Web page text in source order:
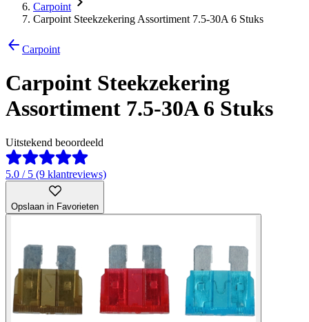
Carpoint
Carpoint Steekzekering Assortiment 7.5-30A 6 Stuks
Carpoint
Carpoint Steekzekering
Assortiment 7.5-30A 6 Stuks
Uitstekend beoordeeld
5.0 / 5 (9 klantreviews)
Opslaan in Favorieten